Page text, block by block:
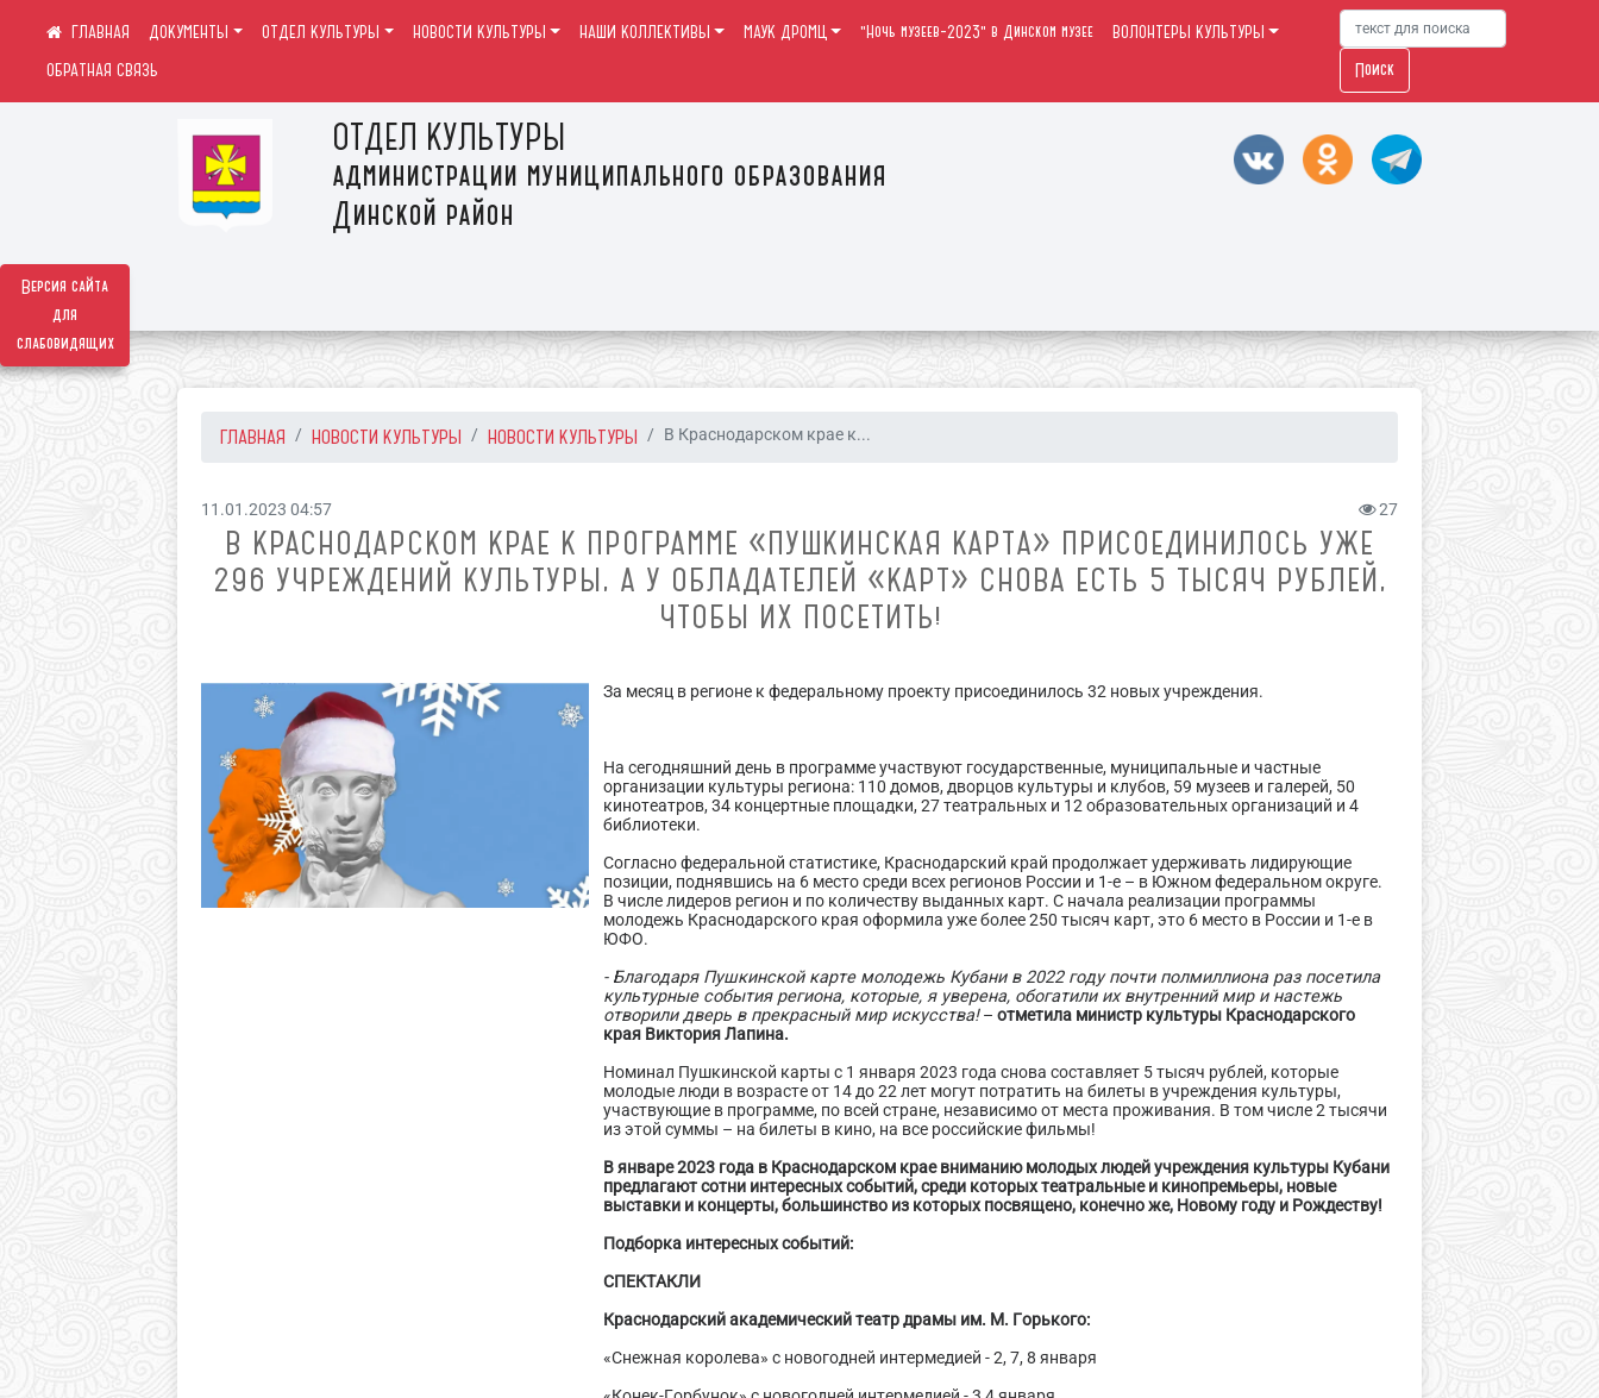
Версия сайта
для
слабовидящих
ОТДЕЛ КУЛЬТУРЫ
администрации муниципального образования
Динской район
ДОКУМЕНТЫ ОТДЕЛ КУЛЬТУРЫ НОВОСТИ КУЛЬТУРЫ НАШИ КОЛЛЕКТИВЫ МАУК ДРОМЦ "Ночь музеев-2023" в Динском музее
ВОЛОНТЕРЫ КУЛЬТУРЫ
ОБРАТНАЯ СВЯЗЬ
Поиск
ГЛАВНАЯ НОВОСТИ КУЛЬТУРЫ НОВОСТИ КУЛЬТУРЫ В Краснодарском крае к...
11.01.2023 04:57 27
В КРАСНОДАРСКОМ КРАЕ К ПРОГРАММЕ «ПУШКИНСКАЯ КАРТА» ПРИСОЕДИНИЛОСЬ УЖЕ
296 УЧРЕЖДЕНИЙ КУЛЬТУРЫ, А У ОБЛАДАТЕЛЕЙ «КАРТ» СНОВА ЕСТЬ 5 ТЫСЯЧ РУБЛЕЙ,
ЧТОБЫ ИХ ПОСЕТИТЬ!
За месяц в регионе к федеральному проекту присоединилось 32 новых учреждения.
На сегодняшний день в программе участвуют государственные, муниципальные и частные
организации культуры региона: 110 домов, дворцов культуры и клубов, 59 музеев и галерей, 50
кинотеатров, 34 концертные площадки, 27 театральных и 12 образовательных организаций и 4
библиотеки.
Согласно федеральной статистике, Краснодарский край продолжает удерживать лидирующие
позиции, поднявшись на 6 место среди всех регионов России и 1-е – в Южном федеральном округе.
В числе лидеров регион и по количеству выданных карт. С начала реализации программы
молодежь Краснодарского края оформила уже более 250 тысяч карт, это 6 место в России и 1-е в
ЮФО.
- Благодаря Пушкинской карте молодежь Кубани в 2022 году почти полмиллиона раз посетила
культурные события региона, которые, я уверена, обогатили их внутренний мир и настежь
отворили дверь в прекрасный мир искусства!–отметила министр культуры Краснодарского
края Виктория Лапина.
Номинал Пушкинской карты с 1 января 2023 года снова составляет 5 тысяч рублей, которые
молодые люди в возрасте от 14 до 22 лет могут потратить на билеты в учреждения культуры,
участвующие в программе, по всей стране, независимо от места проживания. В том числе 2 тысячи
из этой суммы – на билеты в кино, на все российские фильмы!
В январе 2023 года в Краснодарском крае вниманию молодых людей учреждения культуры Кубани
предлагают сотни интересных событий, среди которых театральные и кинопремьеры, новые
выставки и концерты, большинство из которых посвящено, конечно же, Новому году и Рождеству!
Подборка интересных событий:
СПЕКТАКЛИ
Краснодарский академический театр драмы им. М. Горького:
«Снежная королева» с новогодней интермедией - 2, 7, 8 января